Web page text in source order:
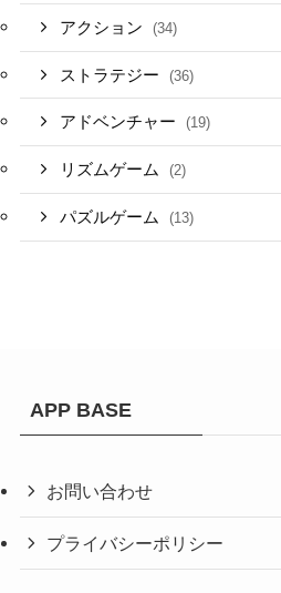
アクション (34)
ストラテジー (36)
アドベンチャー (19)
リズムゲーム (2)
パズルゲーム (13)
APP BASE
お問い合わせ
プライバシーポリシー